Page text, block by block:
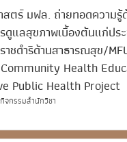
ตร์ มฟล. ถ่ายทอดความรู้
ดูแลสุขภาพเบื้องต้นแก่ปร
าชดำริด้านสาธารณสุข/
Health
Public Health Project
จกรรมสำนักวิชา